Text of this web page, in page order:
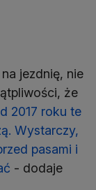
jezdnię, nie
że
2017 roku te
Wystarczy,
pasami i
- dodaje